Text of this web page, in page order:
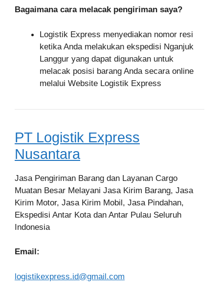
Bagaimana cara melacak pengiriman saya?
Logistik Express menyediakan nomor resi
ketika Anda melakukan ekspedisi Nganjuk
Langgur yang dapat digunakan untuk
melacak posisi barang Anda secara online
melalui Website Logistik Express
PT Logistik Express
Nusantara
Jasa Pengiriman Barang dan Layanan Cargo
Muatan Besar Melayani Jasa Kirim Barang, Jasa
Kirim Motor, Jasa Kirim Mobil, Jasa Pindahan,
Ekspedisi Antar Kota dan Antar Pulau Seluruh
Indonesia
Email:
logistikexpress.id@gmail.com